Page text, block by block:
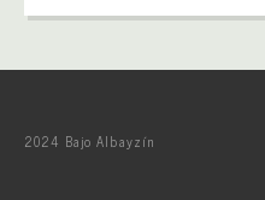
2024 Bajo Albayzín